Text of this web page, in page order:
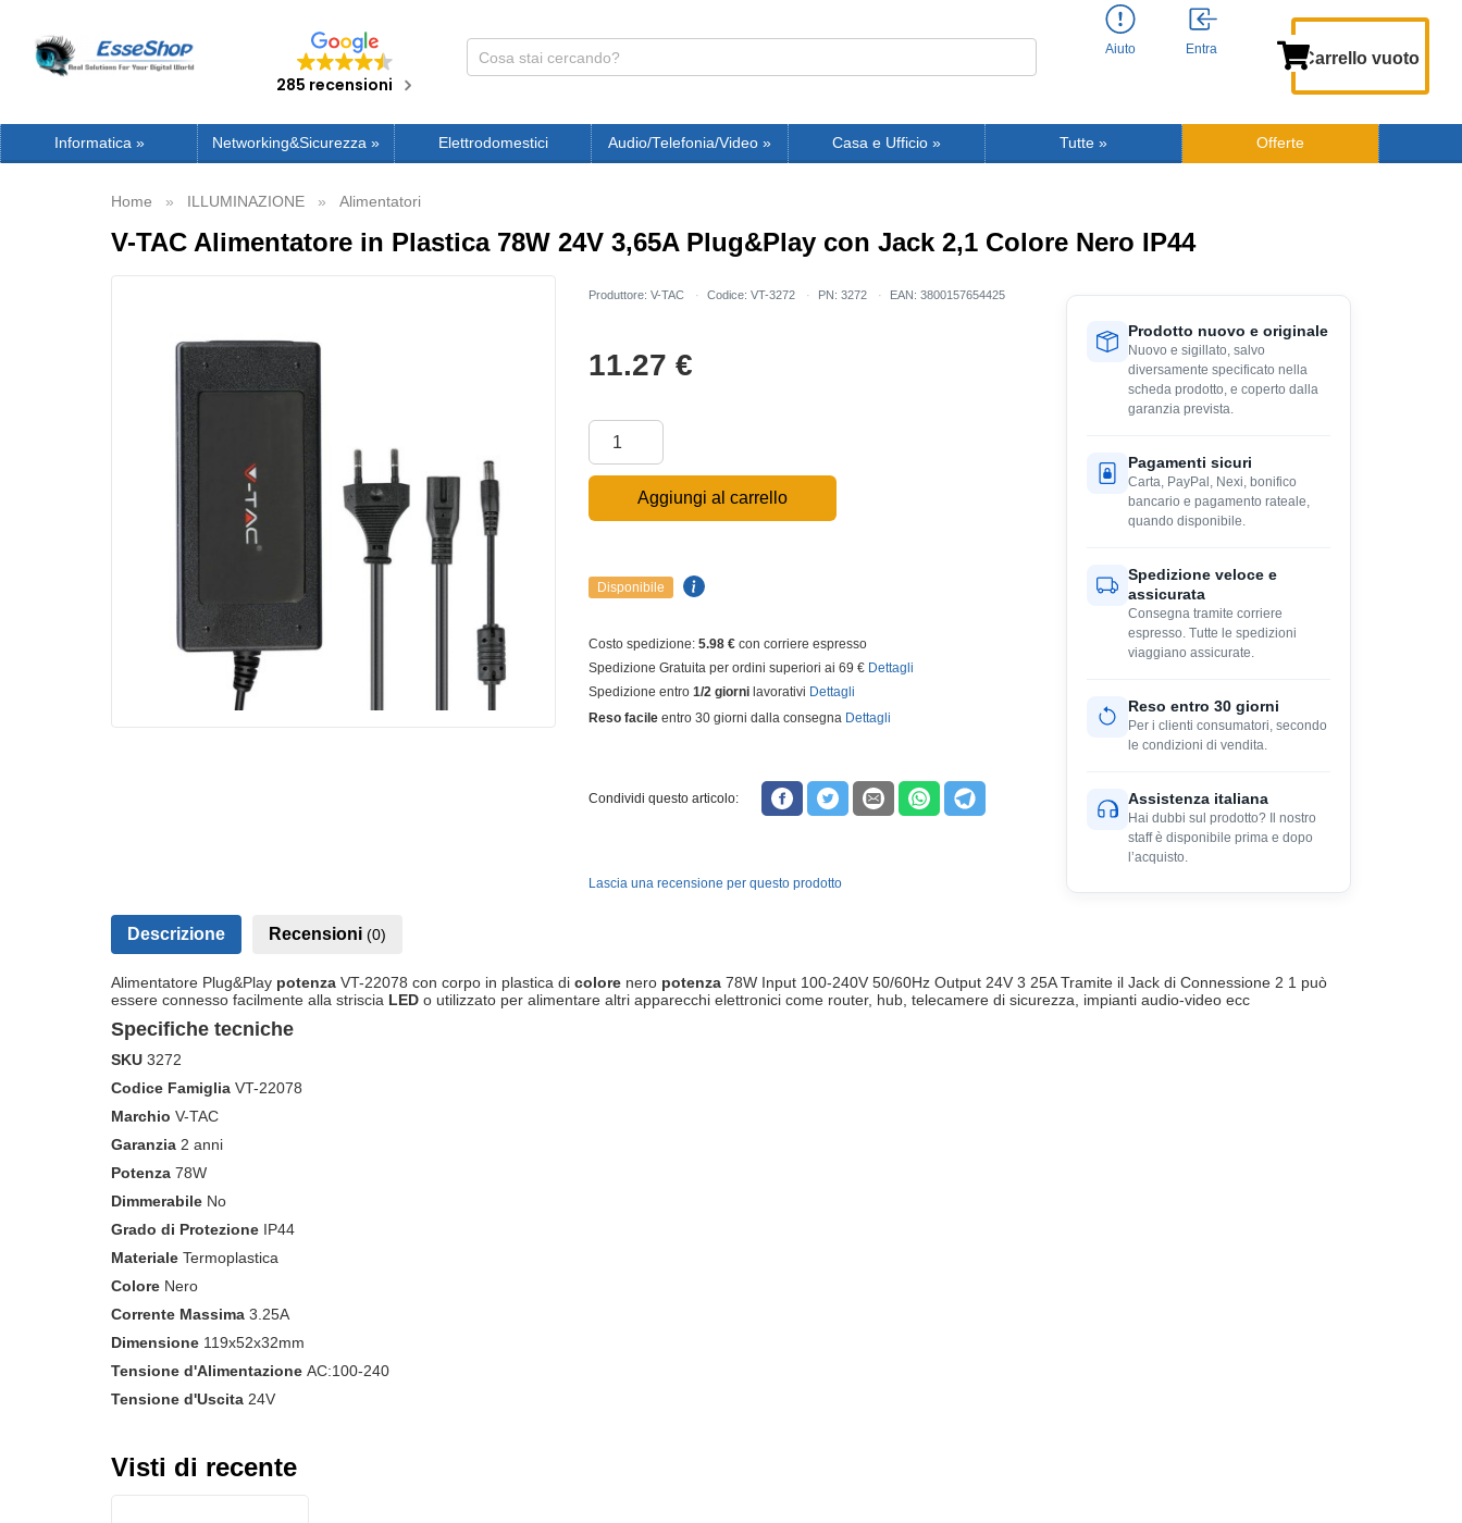
285 recensioni
Aiuto Entra Carrello vuoto
Informatica» Networking&Sicurezza » Elettrodomestici Audio/Telefonia/Video » Casa e Ufficio » Tutte » Offerte
Home ILLUMINAZIONE Alimentatori
V-TAC Alimentatore in Plastica 78W 24V 3,65A Plug&Play con Jack 2,1 Colore Nero IP44
Produttore: V-TAC Codice: VT-3272 PN: 3272 EAN: 3800157654425
11.27 €
Aggiungi al carrello
Disponibile
Costo spedizione: 5.98 € con corriere espresso
Spedizione Gratuita per ordini superiori ai 69 € Dettagli
Spedizione entro 1/2 giornilavorativi Dettagli
Reso facileentro 30 giorni dalla consegna Dettagli
Condividi questo articolo:
Lascia una recensione per questo prodotto
Prodotto nuovo e originale
Nuovo e sigillato, salvo
diversamente specificato nella
scheda prodotto, e coperto dalla
garanzia prevista.
Pagamenti sicuri
Carta, PayPal, Nexi, bonifico
bancario e pagamento rateale,
quando disponibile.
Spedizione veloce e
assicurata
Consegna tramite corriere
espresso. Tutte le spedizioni
viaggiano assicurate.
Reso entro 30 giorni
Per i clienti consumatori, secondo
le condizioni di vendita.
Assistenza italiana
Hai dubbi sul prodotto? Il nostro
staff è disponibile prima e dopo
l’acquisto.
Descrizione Recensioni (0)
Alimentatore Plug&Play potenza VT-22078 con corpo in plastica di colore nero potenza 78W Input 100-240V 50/60Hz Output 24V 3 25A Tramite il Jack di Connessione 2 1 può
essere connesso facilmente alla striscia LED o utilizzato per alimentare altri apparecchi elettronici come router, hub, telecamere di sicurezza, impianti audio-video ecc
Specifiche tecniche
SKU 3272
Codice Famiglia VT-22078
Marchio V-TAC
Garanzia 2 anni
Potenza 78W
Dimmerabile No
Grado di Protezione IP44
Materiale Termoplastica
Colore Nero
Corrente Massima 3.25A
Dimensione 119x52x32mm
Tensione d'Alimentazione AC:100-240
Tensione d'Uscita 24V
Visti di recente